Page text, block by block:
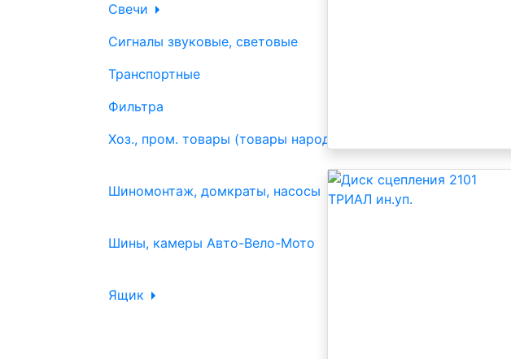
Свечи
Сигналы звуковые, световые
Транспортные
Фильтра
Хоз., пром. товары (товары народного потребления)
Шиномонтаж, домкраты, насосы
Шины, камеры Авто-Вело-Мото
Ящик